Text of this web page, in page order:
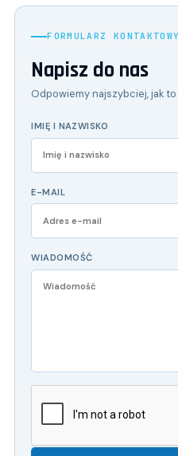
FORMULARZ KONTAKTOWY
Napisz do nas
Odpowiemy najszybciej, jak to
IMIĘ I NAZWISKO
E-MAIL
WIADOMOŚĆ